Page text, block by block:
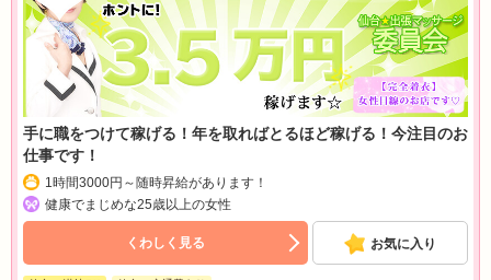
手に職をつけて稼げる！年を取ればとるほど稼げる！今注目のお
仕事です！
1時間3000円～随時昇給があります！
健康でまじめな25歳以上の女性
くわしく見る お気に入り